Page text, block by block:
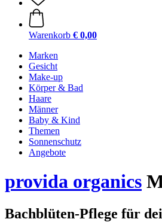
Warenkorb € 0,00
Marken
Gesicht
Make-up
Körper & Bad
Haare
Männer
Baby & Kind
Themen
Sonnenschutz
Angebote
provida organics
Bachblüten-Pflege für